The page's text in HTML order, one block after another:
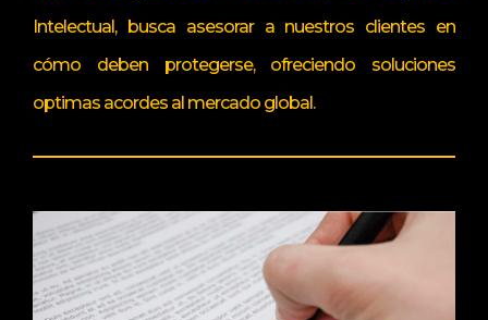
Intelectual, busca asesorar a nuestros clientes en
cómo deben protegerse, ofreciendo soluciones
optimas acordes al mercado global.